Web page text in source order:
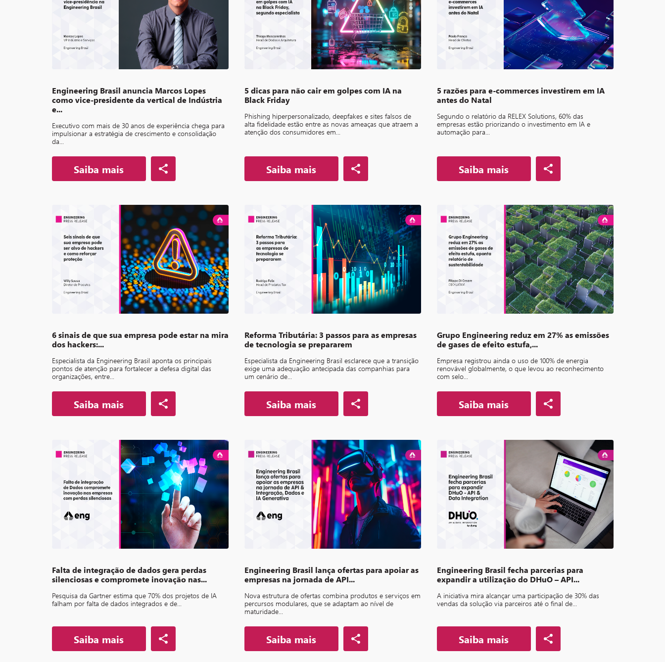
Engineering Brasil anuncia Marcos Lopes
como vice-presidente da vertical de Indústria
e...
Executivo com mais de 30 anos de experiência chega para
impulsionar a estratégia de crescimento e consolidação
da...
Saiba mais
5 dicas para não cair em golpes com IA na
Black Friday
Phishing hiperpersonalizado, deepfakes e sites falsos de
alta fidelidade estão entre as novas ameaças que atraem a
atenção dos consumidores em...
Saiba mais
5 razões para e-commerces investirem em IA
antes do Natal
Segundo o relatório da RELEX Solutions, 60% das
empresas estão priorizando o investimento em IA e
automação para...
Saiba mais
6 sinais de que sua empresa pode estar na mira
dos hackers:...
Especialista da Engineering Brasil aponta os principais
pontos de atenção para fortalecer a defesa digital das
organizações, entre...
Saiba mais
Reforma Tributária: 3 passos para as empresas
de tecnologia se prepararem
Especialista da Engineering Brasil esclarece que a transição
exige uma adequação antecipada das companhias para
um cenário de...
Saiba mais
Grupo Engineering reduz em 27% as emissões
de gases de efeito estufa,...
Empresa registrou ainda o uso de 100% de energia
renovável globalmente, o que levou ao reconhecimento
com selo...
Saiba mais
Falta de integração de dados gera perdas
silenciosas e compromete inovação nas...
Pesquisa da Gartner estima que 70% dos projetos de IA
falham por falta de dados integrados e de...
Saiba mais
Engineering Brasil lança ofertas para apoiar as
empresas na jornada de API...
Nova estrutura de ofertas combina produtos e serviços em
percursos modulares, que se adaptam ao nível de
maturidade...
Saiba mais
Engineering Brasil fecha parcerias para
expandir a utilização do DHuO – API...
A iniciativa mira alcançar uma participação de 30% das
vendas da solução via parceiros até o final de...
Saiba mais